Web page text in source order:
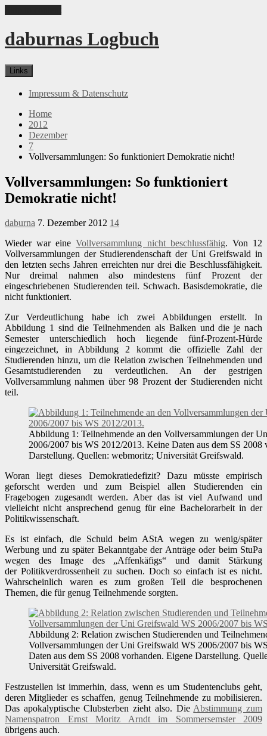
daburnas Logbuch
Links
Impressum & Datenschutz
Home
2012
Dezember
7
Vollversammlungen: So funktioniert Demokratie nicht!
Vollversammlungen: So funktioniert
Demokratie nicht!
daburna 7. Dezember 2012 14
Wieder war eineVollversammlung nicht beschlussfähig. Von 12
Vollversammlungen der Studierendenschaft der Uni Greifswald in
den letzten sechs Jahren erreichten nur drei die Beschlussfähigkeit.
Nur dreimal nahmen also mindestens fünf Prozent der
eingeschriebenen Studierenden teil. Schwach. Basisdemokratie, die
nicht funktioniert.
Zur Verdeutlichung habe ich zwei Abbildungen erstellt. In
Abbildung 1 sind die Teilnehmenden als Balken und die je nach
Semester unterschiedlich hoch liegende fünf-Prozent-Hürde
eingezeichnet, in Abbildung 2 kommt die offizielle Zahl der
Studierenden hinzu, um die Relation zwischen Teilnehmenden und
Gesamtstudierenden zu verdeutlichen. An der gestrigen
Vollversammlung nahmen über 98 Prozent der Studierenden nicht
teil.
Abbildung 1: Teilnehmende an den Vollversammlungen der
2006/2007 bis WS 2012/2013. Keine Daten aus dem SS 2008
Darstellung. Quellen: webmoritz; Universität Greifswald.
Woran liegt dieses Demokratiedefizit? Dazu müsste empirisch
geforscht werden und zum Beispiel allen Studierenden ein
Fragebogen zugesandt werden. Aber das ist viel Aufwand und
vielleicht nicht ansprechend genug für eine Bachelorarbeit in der
Politikwissenschaft.
Es ist einfach, die Schuld beim AStA wegen zu wenig/später
Werbung und zu später Bekanntgabe der Anträge oder beim StuPa
wegen des Image des „Affenkäfigs“ und damit Stärkung
der Politikverdrossenheit zu suchen. Doch so einfach ist es nicht.
Wahrscheinlich waren es zum großen Teil die besprochenen
Themen, die für genug Teilnehmende sorgten.
Abbildung 2: Relation zwischen Studierenden und
Vollversammlungen der Uni Greifswald WS 2006/2007 bis
Daten aus dem SS 2008 vorhanden. Eigene Darstellung.
Universität Greifswald.
Festzustellen ist immerhin, dass, wenn es um Studentenclubs geht,
deren Mitglieder es schaffen, genug Teilnehmende zu mobilisieren.
Das apokalyptische Clubsterben zieht also. DieAbstimmung zum
Namenspatron Ernst Moritz Arndt im Sommersemster 2009
übrigens auch.